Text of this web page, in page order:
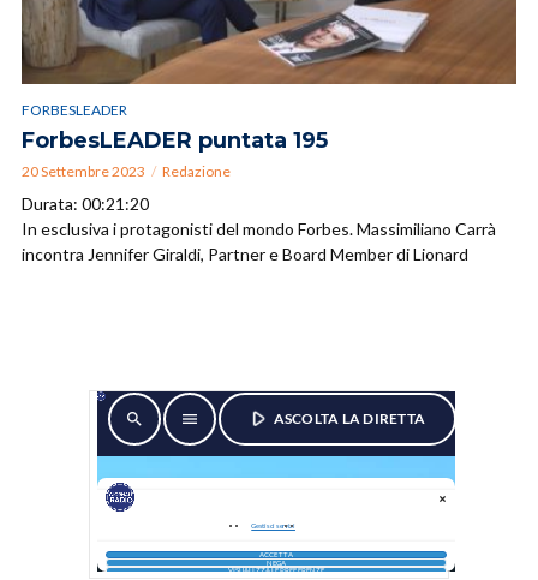
FORBESLEADER
ForbesLEADER puntata 195
20 Settembre 2023 Redazione
Durata: 00:21:20
In esclusiva i protagonisti del mondo Forbes. Massimiliano Carrà
incontra Jennifer Giraldi, Partner e Board Member di Lionard